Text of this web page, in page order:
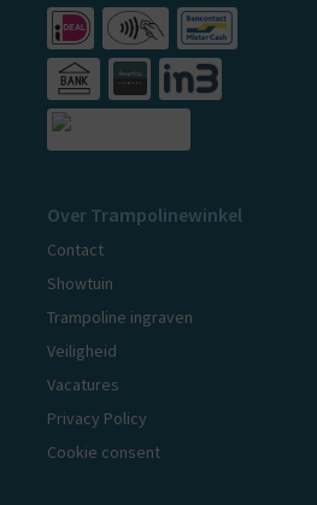
Over Trampolinewinkel
Contact
Showtuin
Trampoline ingraven
Veiligheid
Vacatures
Privacy Policy
Cookie consent